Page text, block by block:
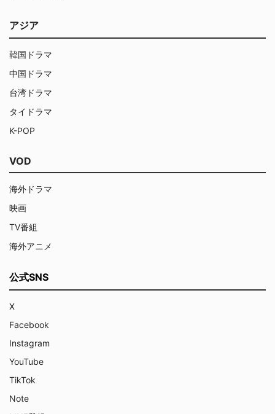
アジア
韓国ドラマ
中国ドラマ
台湾ドラマ
タイドラマ
K-POP
VOD
海外ドラマ
映画
TV番組
海外アニメ
公式SNS
X
Facebook
Instagram
YouTube
TikTok
Note